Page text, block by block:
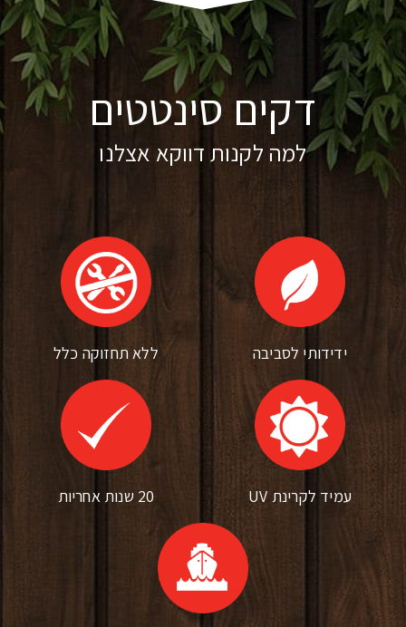
דקים סינטטים
למה לקנות דווקא אצלנו
ידידותי לסביבה ללא תחזוקה כלל
עמיד לקרינת UV 20 שנות אחריות